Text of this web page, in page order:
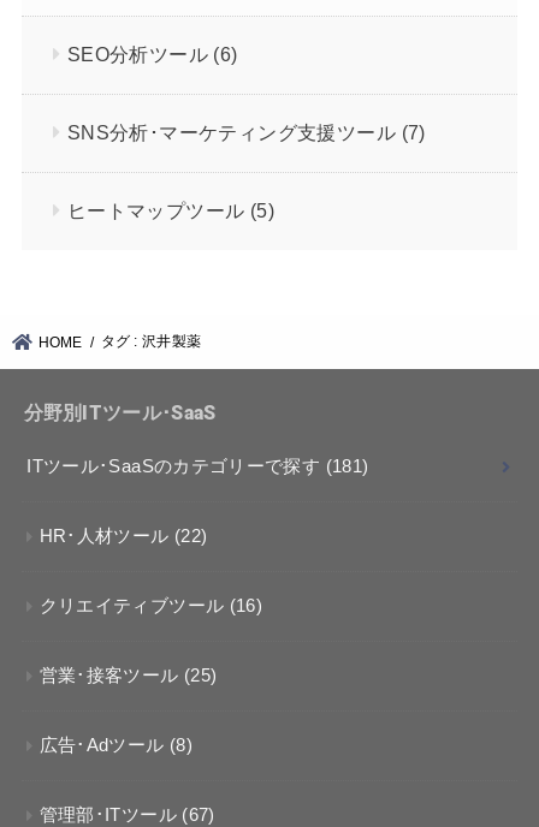
SEO分析ツール (6)
SNS分析･マーケティング支援ツール (7)
ヒートマップツール (5)
HOME タグ : 沢井製薬
分野別ITツール･SaaS
ITツール･SaaSのカテゴリーで探す (181)
HR･人材ツール (22)
クリエイティブツール (16)
営業･接客ツール (25)
広告･Adツール (8)
管理部･ITツール (67)